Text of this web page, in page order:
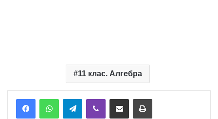
11 клас. Алгебра
TelegramViber Надіслати електронною поштоюНадрукувати